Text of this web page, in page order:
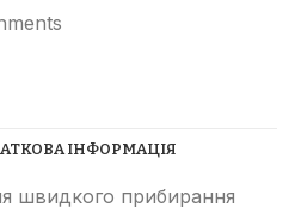
ІНФОРМАЦІЯ
швидкого прибирання